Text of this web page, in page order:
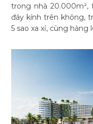
trong nhà
đáy kính trên không,
5 sao xa xỉ, cùng hàng